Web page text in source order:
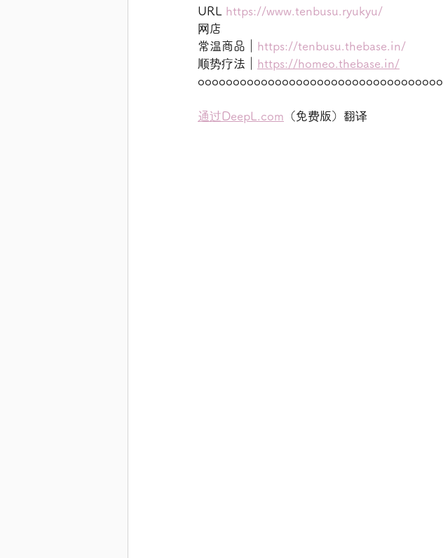
URL https://www.tenbusu.ryukyu/
网店
常温商品｜ https://tenbusu.thebase.in/
顺势疗法｜ https://homeo.thebase.in/
ooooooooooooooooooooooooooooooooooo
通过DeepL.com （免费版）翻译